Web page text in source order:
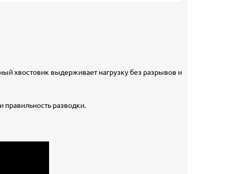
хвостовик выдерживает нагрузку без разрывов и
правильность разводки.